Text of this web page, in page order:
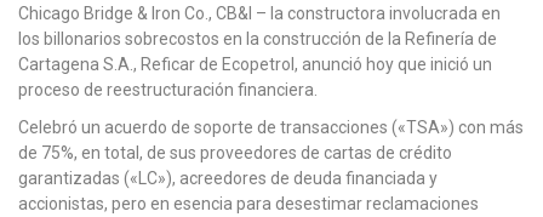
Chicago Bridge & Iron Co., CB&I – la constructora involucrada en
los billonarios sobrecostos en la construcción de la Refinería de
Cartagena S.A., Reficar de Ecopetrol, anunció hoy que inició un
proceso de reestructuración financiera.
Celebró un acuerdo de soporte de transacciones («TSA») con más
de 75%, en total, de sus proveedores de cartas de crédito
garantizadas («LC»), acreedores de deuda financiada y
accionistas, pero en esencia para desestimar reclamaciones